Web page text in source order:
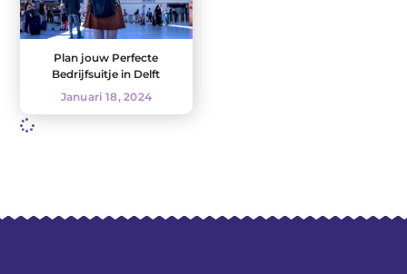
Plan jouw Perfecte
Bedrijfsuitje in Delft
Januari 18, 2024